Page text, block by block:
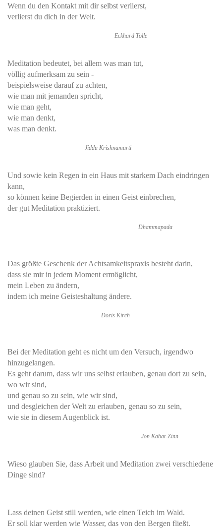
Wenn du den Kontakt mit dir selbst verlierst,
verlierst du dich in der Welt.
Eckhard Tolle
Meditation bedeutet, bei allem was man tut,
völlig aufmerksam zu sein -
beispielsweise darauf zu achten,
wie man mit jemanden spricht,
wie man geht,
wie man denkt,
was man denkt.
Jiddu Krishnamurti
Und sowie kein Regen in ein Haus mit starkem Dach eindringen
kann,
so können keine Begierden in einen Geist einbrechen,
der gut Meditation praktiziert.
Dhammapada
Das größte Geschenk der Achtsamkeitspraxis besteht darin,
dass sie mir in jedem Moment ermöglicht,
mein Leben zu ändern,
indem ich meine Geisteshaltung ändere.
Doris Kirch
Bei der Meditation geht es nicht um den Versuch, irgendwo
hinzugelangen.
Es geht darum, dass wir uns selbst erlauben, genau dort zu sein,
wo wir sind,
und genau so zu sein, wie wir sind,
und desgleichen der Welt zu erlauben, genau so zu sein,
wie sie in diesem Augenblick ist.
Jon Kabat-Zinn
Wieso glauben Sie, dass Arbeit und Meditation zwei verschiedene
Dinge sind?
Lass deinen Geist still werden, wie einen Teich im Wald.
Er soll klar werden wie Wasser, das von den Bergen fließt.